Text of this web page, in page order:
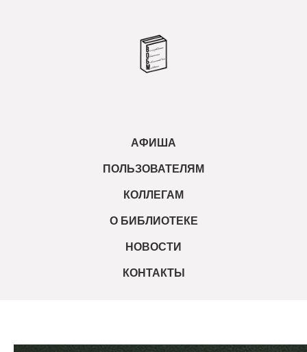
АФИША
ПОЛЬЗОВАТЕЛЯМ
КОЛЛЕГАМ
О БИБЛИОТЕКЕ
НОВОСТИ
КОНТАКТЫ